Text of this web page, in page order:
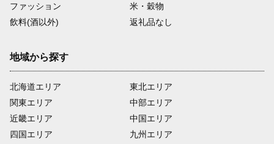
ファッション
米・穀物
飲料(酒以外)
返礼品なし
地域から探す
北海道エリア
関東エリア
近畿エリア
四国エリア
東北エリア
中部エリア
中国エリア
九州エリア